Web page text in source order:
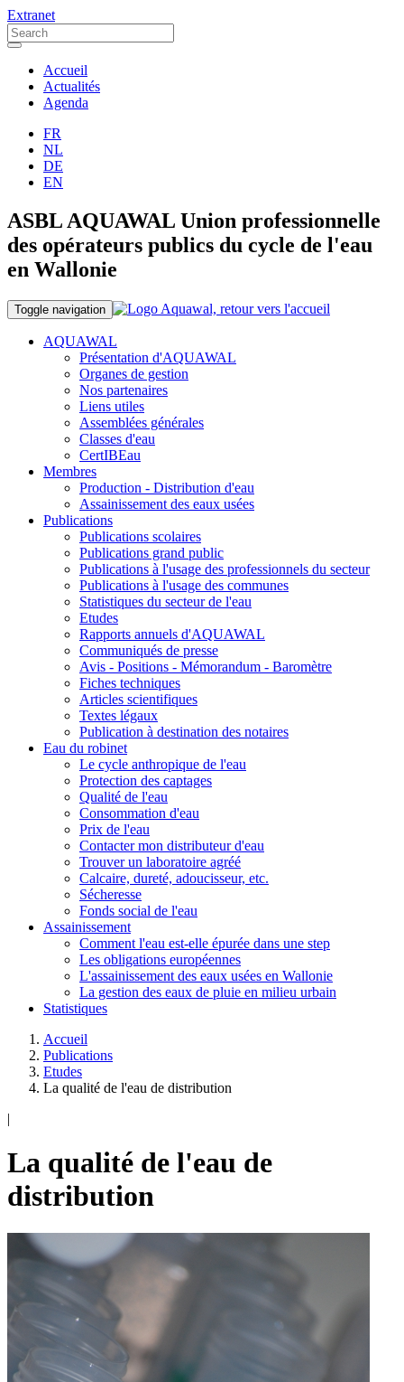
Extranet
Accueil
Actualités
Agenda
FR
NL
DE
EN
ASBL AQUAWAL Union professionnelle
des opérateurs publics du cycle de l'eau
en Wallonie
Toggle navigation
AQUAWAL
Présentation d'AQUAWAL
Organes de gestion
Nos partenaires
Liens utiles
Assemblées générales
Classes d'eau
CertIBEau
Membres
Production - Distribution d'eau
Assainissement des eaux usées
Publications
Publications scolaires
Publications grand public
Publications à l'usage des professionnels du secteur
Publications à l'usage des communes
Statistiques du secteur de l'eau
Etudes
Rapports annuels d'AQUAWAL
Communiqués de presse
Avis - Positions - Mémorandum - Baromètre
Fiches techniques
Articles scientifiques
Textes légaux
Publication à destination des notaires
Eau du robinet
Le cycle anthropique de l'eau
Protection des captages
Qualité de l'eau
Consommation d'eau
Prix de l'eau
Contacter mon distributeur d'eau
Trouver un laboratoire agréé
Calcaire, dureté, adoucisseur, etc.
Sécheresse
Fonds social de l'eau
Assainissement
Comment l'eau est-elle épurée dans une step
Les obligations européennes
L'assainissement des eaux usées en Wallonie
La gestion des eaux de pluie en milieu urbain
Statistiques
Accueil
Publications
Etudes
La qualité de l'eau de distribution
|
La qualité de l'eau de
distribution